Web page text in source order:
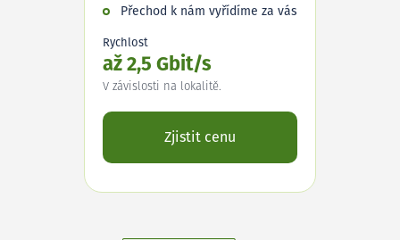
Přechod k nám vyřídíme za vás
Rychlost
až 2,5 Gbit/s
V závislosti na lokalitě.
Zjistit cenu